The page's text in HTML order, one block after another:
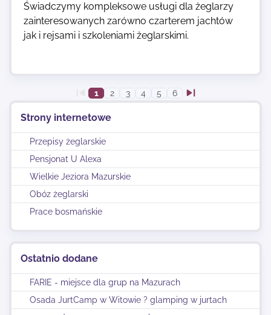
Strony internetowe
Przepisy żeglarskie
Pensjonat U Alexa
Wielkie Jeziora Mazurskie
Obóz żeglarski
Prace bosmańskie
Ostatnio dodane
FARIE - miejsce dla grup na Mazurach
Osada JurtCamp w Witowie ? glamping w jurtach
Świadczymy kompleksowe usługi dla żeglarzy
zainteresowanych zarówno czarterem jachtów
jak i rejsami i szkoleniami żeglarskimi.
1 2 3 4 5 6